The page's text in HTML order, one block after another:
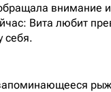
внимание
Вита любит
себя.